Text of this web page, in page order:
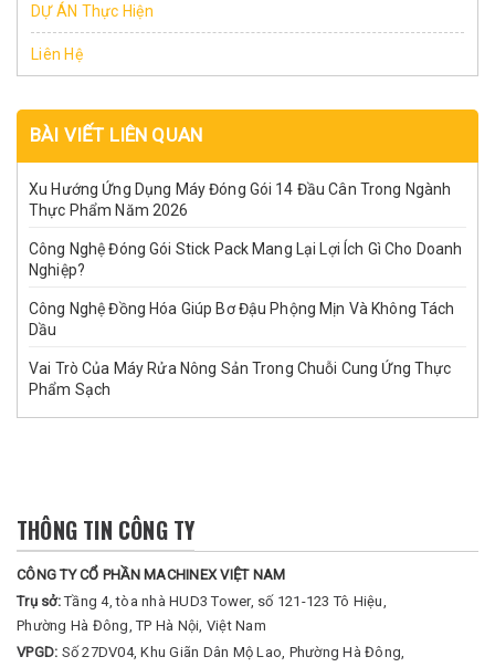
DỰ ÁN Thực Hiện
Liên Hệ
BÀI VIẾT LIÊN QUAN
Xu Hướng Ứng Dụng Máy Đóng Gói 14 Đầu Cân Trong Ngành
Thực Phẩm Năm 2026
Công Nghệ Đóng Gói Stick Pack Mang Lại Lợi Ích Gì Cho Doanh
Nghiệp?
Công Nghệ Đồng Hóa Giúp Bơ Đậu Phộng Mịn Và Không Tách
Dầu
Vai Trò Của Máy Rửa Nông Sản Trong Chuỗi Cung Ứng Thực
Phẩm Sạch
THÔNG TIN CÔNG TY
CÔNG TY CỔ PHẦN MACHINEX VIỆT NAM
Trụ sở:Tầng 4, tòa nhà HUD3 Tower, số 121-123 Tô Hiệu,
Phường Hà Đông, TP Hà Nội, Việt Nam
VPGD: Số 27DV04, Khu Giãn Dân Mộ Lao, Phường Hà Đông,